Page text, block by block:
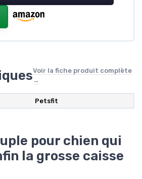
Voir la fiche produit complète
→
Petsfit
pour chien qui
la grosse caisse